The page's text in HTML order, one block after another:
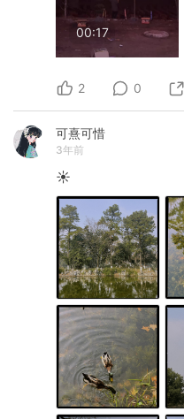
00:17
2 0
可熹可惜
3年前
☀️